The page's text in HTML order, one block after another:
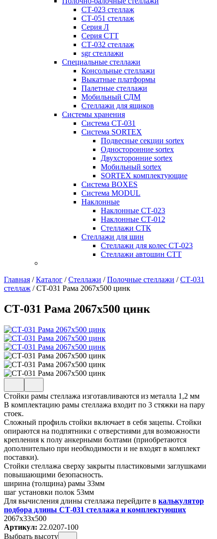
СТ-023 стеллаж
СТ-051 стеллаж
Серия Л
Серия СТТ
СТ-032 стеллаж
sgr стеллажи
Специальные стеллажи
Консольные стеллажи
Выкатные платформы
Палетные стеллажи
Мобильный СДМ
Стеллажи для ящиков
Системы хранения
Система СТ-031
Система SORTEX
Подвесные секции sortex
Односторонние sortex
Двухсторонние sortex
Мобильный sortex
SORTEX комплектующие
Система BOXES
Система MODUL
Наклонные
Наклонные СТ-023
Наклонные СТ-012
Стеллажи СТК
Стеллажи для шин
Стеллажи для колес СТ-023
Стеллажи автошин СТТ
Главная /Каталог /Стеллажи /Полочные стеллажи /СТ-031
стеллаж /СТ-031 Рама 2067х500 цинк
СТ-031 Рама 2067х500 цинк
Стойки рамы стеллажа изготавливаются из металла 1,2 мм
В комплектацию рамы стеллажа входит по 3 стяжки на пару
стоек.
Сложный профиль стойки включает в себя зацепы. Стойки
опираются на подпятники с отверстиями для возможности
крепления к полу анкерными болтами (приобретаются
дополнительно при необходимости и не входят в комплект
поставки).
Стойки стеллажа сверху закрыты пластиковыми заглушками
повышающими безопасность.
ширина (толщина) рамы 33мм
шаг установки полок 53мм
Для вычисления длины стеллажа перейдите в калькулятор
подбора длины СТ-031 стеллажа и комплектующих
2067x33x500
Артикул: 22.0207-100
Выбрать высоту